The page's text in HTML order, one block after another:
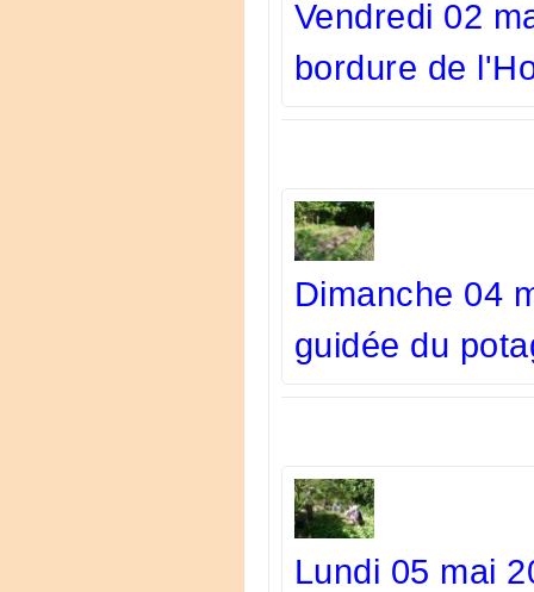
Vendredi 02
bordure de
Dimanche 04
guidée du
Lundi 05 mai